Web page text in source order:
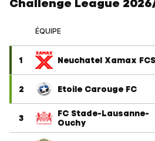
Challenge League
ÉQUIPE
1 Neuchatel Xamax FCS
2 Etoile Carouge FC
3
FC Stade-Lausanne-
Ouchy